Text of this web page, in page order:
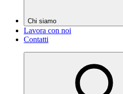
Chi siamo
Lavora con noi
Contatti